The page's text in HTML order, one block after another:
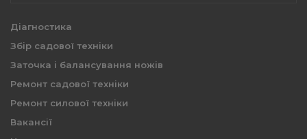
Діагностика
Збір садової техніки
Заточка і балансування ножів
Ремонт садової техніки
Ремонт силової техніки
Вакансії